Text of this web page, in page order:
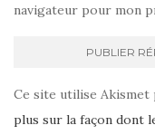
navigateur pour mon
Ce site utilise Akismet
plus sur la façon dont